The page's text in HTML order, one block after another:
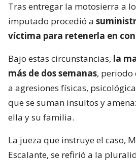
Tras entregar la motosierra a
imputado procedió a
víctima para retenerla en
Bajo estas circunstancias, la
más de dos semanas, periodo
a agresiones físicas,
que se suman insultos y
ella y su familia.
La jueza que instruye el caso,
Escalante, se refirió a la